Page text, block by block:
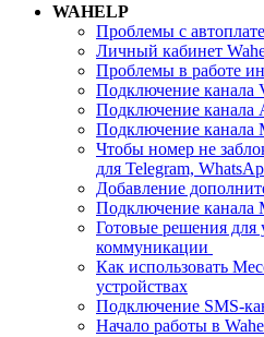
WAHELP
Проблемы с
Личный кабинет
Проблемы в работе
Подключение канала
Подключение канала
Подключение канала
Чтобы номер не
для Telegram,
Добавление
Подключение канала
Готовые решения для
коммуникации
Как использовать
устройствах
Подключение
Начало работы в